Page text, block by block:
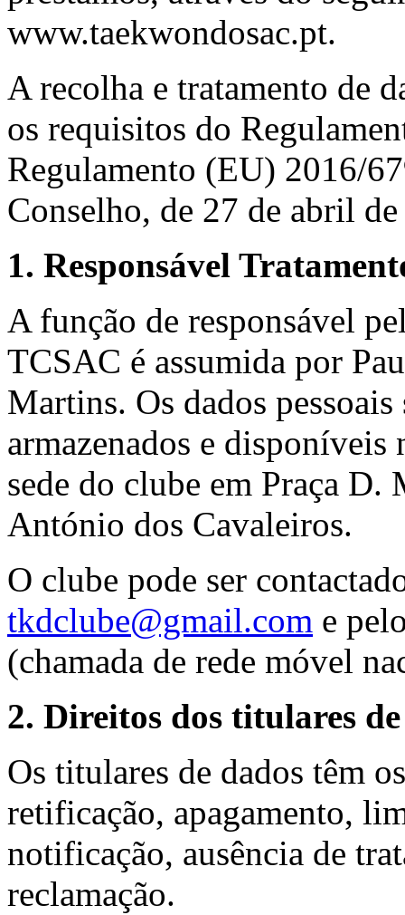
www.taekwondosac.pt.
A recolha e tratamento de
os requisitos do
Regulamento (EU) 2016/
Conselho, de 27 de abril
1. Responsável
A função de responsável
TCSAC é assumida por
Martins. Os dados
armazenados e disponíveis
sede do clube em Praça D.
António dos Cavaleiros.
O clube pode ser
tkdclube@gmail.com e
(chamada de rede móvel
2. Direitos dos titulares
Os titulares de dados têm
retificação, apagamento,
notificação, ausência de
reclamação.